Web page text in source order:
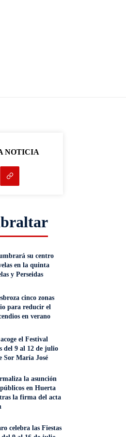
NOTICIA
su centro
en la quinta
y Perseidas
cinco zonas
para reducir el
en verano
el Festival
del 9 al 12 de julio
Sor María José
la asunción
en Huerta
la firma del acta
celebra las Fiestas